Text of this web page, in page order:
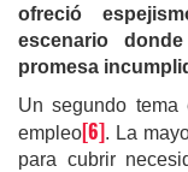
ofreció
escenario
promesa
Un segundo
empleo[6]. La
para cubrir